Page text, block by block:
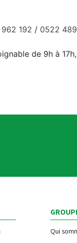
192 / 0522
de 9h à
Qui